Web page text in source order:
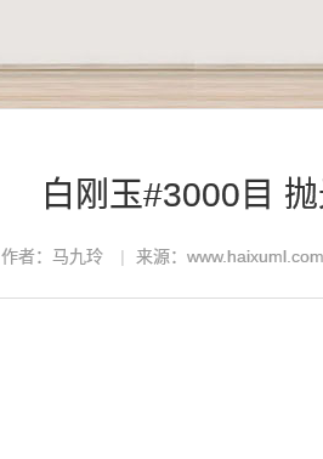
白刚玉#3000目
作者：马九玲 来源：